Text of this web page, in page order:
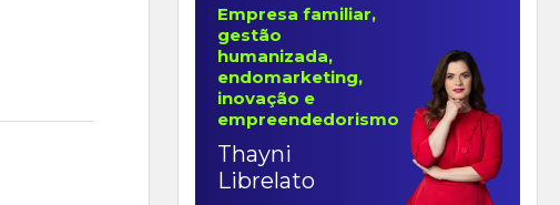
Empresa familiar,
gestão
humanizada,
endomarketing,
inovação e
empreendedorismo
Thayni
Librelato